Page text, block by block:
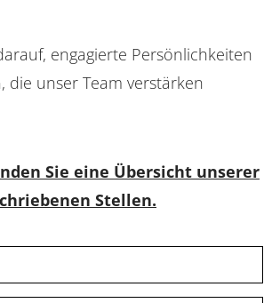
engagierte Persönlichkeiten
die unser Team verstärken
Sie eine Übersicht unserer
Stellen.